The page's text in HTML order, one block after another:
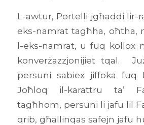
L-awtur, Portelli jgħaddi lir-
eks-namrat tagħha, oħtha,
l-eks-namrat, u fuq kollox
konverżazzjonijiet tqal.
persuni sabiex jiffoka fuq
Joħloq il-karattru ta’
tagħhom, persuni li jafu lil
qrib, għallinqas safejn jafu